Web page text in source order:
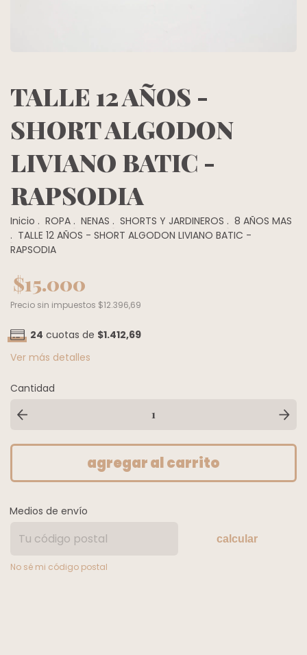
TALLE 12 AÑOS -
SHORT ALGODON
LIVIANO BATIC -
RAPSODIA
Inicio . ROPA . NENAS . SHORTS Y JARDINEROS . 8 AÑOS MAS
. TALLE 12 AÑOS - SHORT ALGODON LIVIANO BATIC -
RAPSODIA
$15.000
Precio sin impuestos $12.396,69
24 cuotas de $1.412,69
Ver más detalles
Cantidad
Medios de envío
calcular
No sé mi código postal